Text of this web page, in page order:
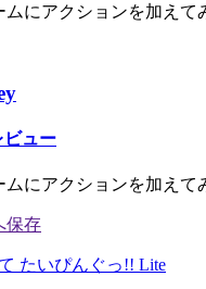
ムにアクションを加えて
ビュー
ムにアクションを加えて